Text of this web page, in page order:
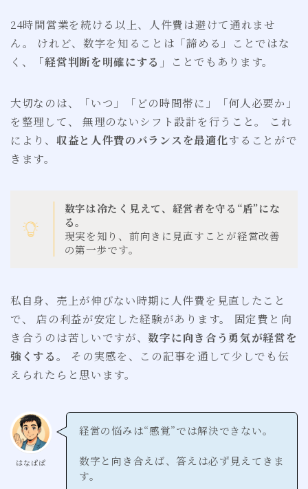
24時間営業を続ける以上、人件費は避けて通れませ
ん。 けれど、数字を知ることは「諦める」ことではな
く、
「経営判断を明確にする」 ことでもあります。
大切なのは、「いつ」「どの時間帯に」「何人必要か」
を整理して、 無理のないシフト設計を行うこと。 これ
により、 収益と人件費のバランスを最適化することがで
きます。
数字は冷たく見えて、経営者を守る“盾”にな
る。
現実を知り、前向きに見直すことが経営改善
の第一歩です。
私自身、売上が伸びない時期に人件費を見直したこと
で、 店の利益が安定した経験があります。 固定費と向
き合うのは苦しいですが、数字に向き合う勇気が経営を
強くする。 その実感を、この記事を通して少しでも伝
えられたらと思います。
はなぱぱ
経営の悩みは“感覚”では解決できない。
数字と向き合えば、答えは必ず見えてきま
す。